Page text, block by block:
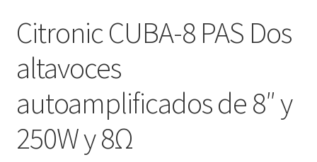
AZ Operadores / Creadores
AZ Quileres
Citronic CUBA-8 PAS Dos
altavoces
autoamplificados de 8″ y
250W y 8Ω